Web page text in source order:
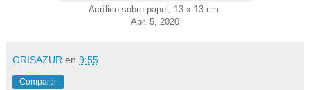
Acrílico sobre papel, 13 x 13 cm.
Abr. 5, 2020
GRISAZUR en 9:55
Compartir